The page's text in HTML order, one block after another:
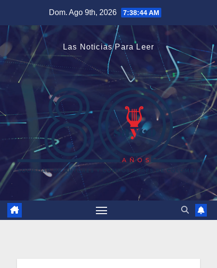
contenido
Dom. Ago 9th, 2026 7:38:44 AM
Las Noticias Para Leer